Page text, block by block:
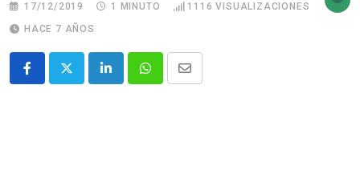
17/12/2019 1 MINUTO 1116 VISUALIZACIONES
HACE 7 AÑOS